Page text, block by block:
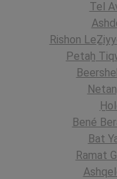
Tel
Rishon
Petaẖ
Bené
Bat
Ramat